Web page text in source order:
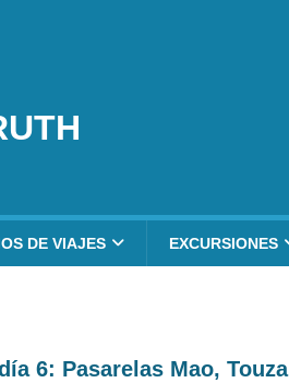
DE VIAJES EXCURSIONES
6: Pasarelas Mao, Touza